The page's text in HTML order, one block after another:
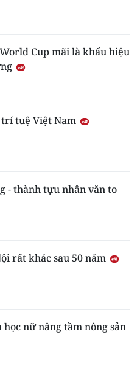
Cup mãi là khẩu hiệu
tuệ Việt Nam
- thành tựu nhân văn to
rất khác sau 50 năm
học nữ nâng tầm nông sản